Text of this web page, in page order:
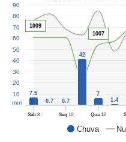
fornecer-
de alta
sem
custo.
botão
ao
a
ACEITAR
CONTINUAR
CONFIGURAÇÕES
Chuva
Sáb8 Seg10 Qua12
10
20
30
40
50
60
70
80
90
mm
7.5
0.7
0.7
42
7
1.4
1009
1007